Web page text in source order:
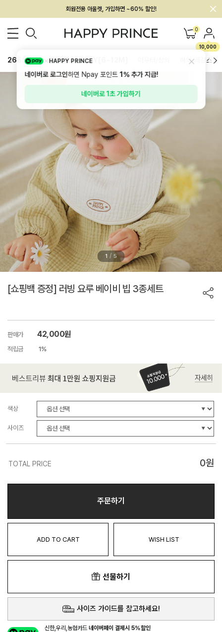
회원전용 아울렛, 가입하면 ~60% 할인!
멤버십 최대 28,000원 혜택 0
10,000
26SS 신상 BEST BABY[6~12M] 하의/레깅스
1 / 5
[쇼핑백 증정] 러빙 요루 베이비 빕 3종세트
판매가 42,000원
적립금 1%
색상
사이즈
TOTAL PRICE 0원
주문하기
ADD TO CART WISH LIST
선물하기
사이즈 가이드를 참고하세요!
신한,우리,농협카드네이버페이 결제시 5%할인
HAPPY PRINCE
네이버로 로그인하면 Npay 포인트1%추가 지급!
네이버로 1초 가입하기